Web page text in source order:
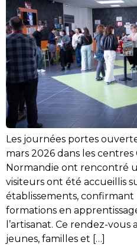
Les journées portes
mars 2026 dans les centres
Normandie ont rencontré
visiteurs ont été accueillis
établissements, confirmant
formations en
l’artisanat. Ce rendez-
jeunes, familles et […]